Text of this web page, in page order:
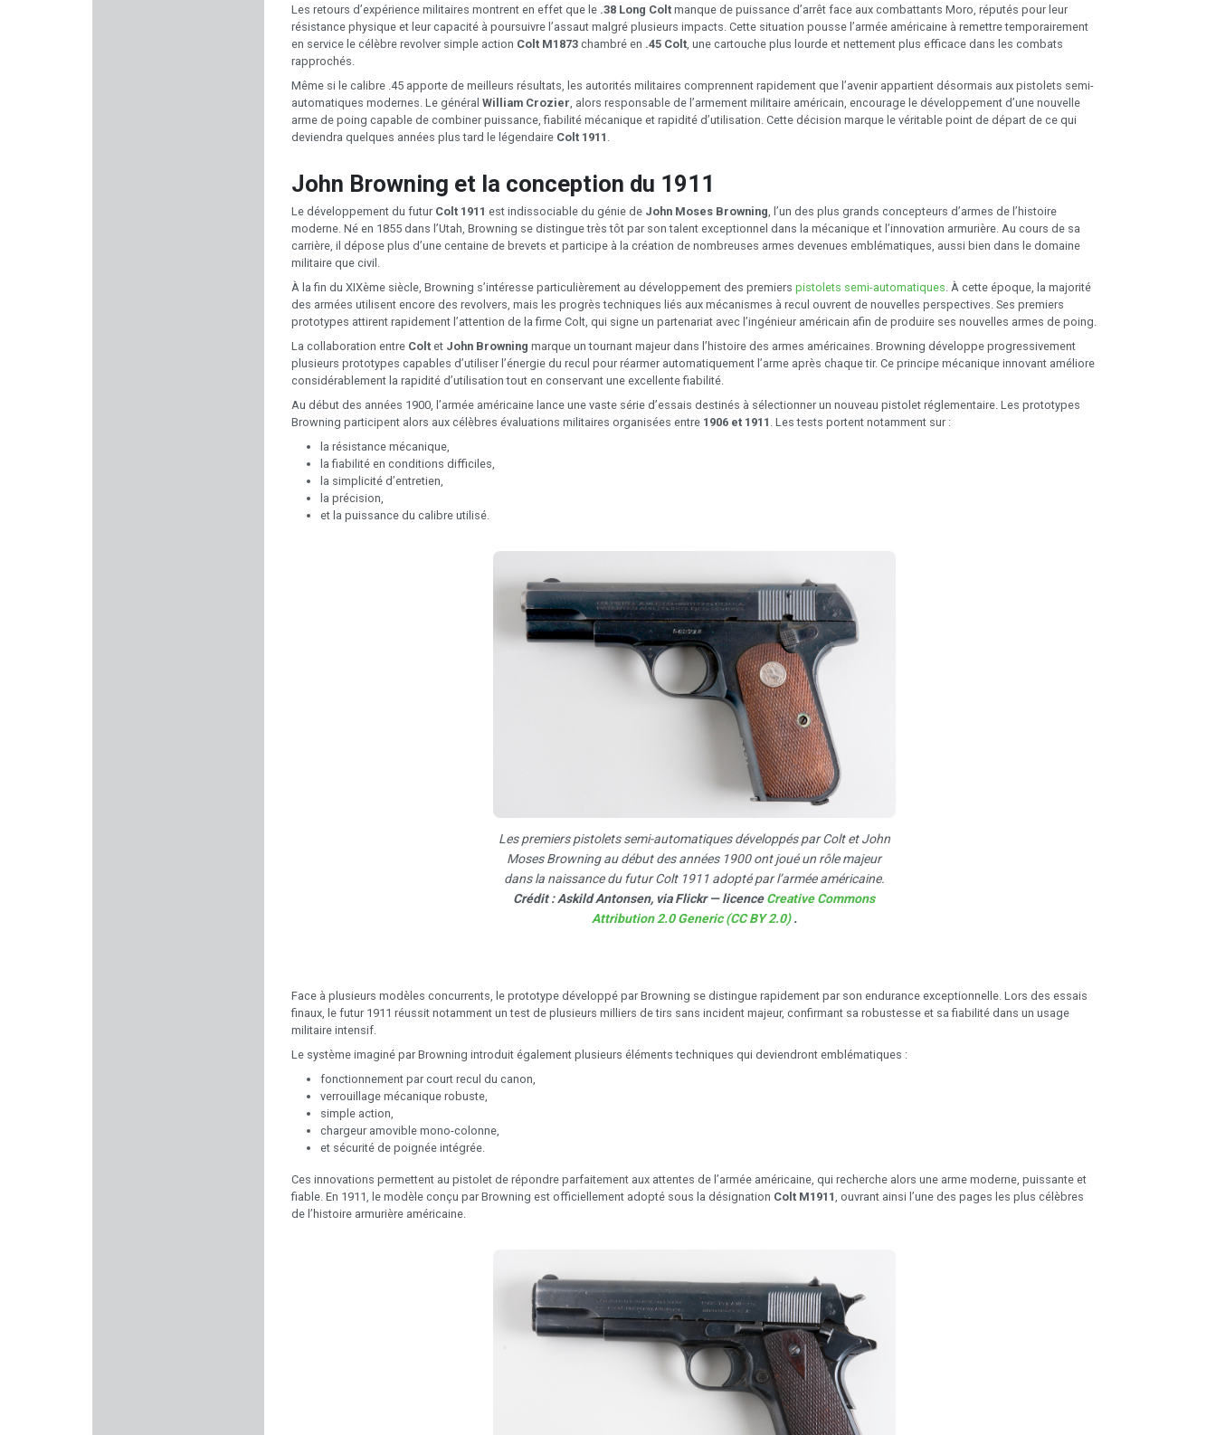
DAVIDE PEDERSOLI & C.
Les retours d’expérience militaires montrent en effet que le .38 Long Colt manque de puissance d’arrêt face aux combattants Moro, réputés pour leur
résistance physique et leur capacité à poursuivre l’assaut malgré plusieurs impacts. Cette situation pousse l’armée américaine à remettre temporairement
en service le célèbre revolver simple action Colt M1873 chambré en .45 Colt , une cartouche plus lourde et nettement plus efficace dans les combats
rapprochés.
Même si le calibre .45 apporte de meilleurs résultats, les autorités militaires comprennent rapidement que l’avenir appartient désormais aux pistolets semi-
automatiques modernes. Le général William Crozier , alors responsable de l’armement militaire américain, encourage le développement d’une nouvelle
arme de poing capable de combiner puissance, fiabilité mécanique et rapidité d’utilisation. Cette décision marque le véritable point de départ de ce qui
deviendra quelques années plus tard le légendaire Colt 1911
John Browning et la conception du 1911
Le développement du futur Colt 1911 est indissociable du génie de John Moses Browning , l’un des plus grands concepteurs d’armes de l’histoire
moderne. Né en 1855 dans l’Utah, Browning se distingue très tôt par son talent exceptionnel dans la mécanique et l’innovation armurière. Au cours de sa
carrière, il dépose plus d’une centaine de brevets et participe à la création de nombreuses armes devenues emblématiques, aussi bien dans le domaine
militaire que civil.
À la fin du XIXème siècle, Browning s’intéresse particulièrement au développement des premiers pistolets semi-automatiques . À cette époque, la majorité
des armées utilisent encore des revolvers, mais les progrès techniques liés aux mécanismes à recul ouvrent de nouvelles perspectives. Ses premiers
prototypes attirent rapidement l’attention de la firme Colt, qui signe un partenariat avec l’ingénieur américain afin de produire ses nouvelles armes de poing.
La collaboration entre Colt et John Browning marque un tournant majeur dans l’histoire des armes américaines. Browning développe progressivement
plusieurs prototypes capables d’utiliser l’énergie du recul pour réarmer automatiquement l’arme après chaque tir. Ce principe mécanique innovant améliore
considérablement la rapidité d’utilisation tout en conservant une excellente fiabilité.
Au début des années 1900, l’armée américaine lance une vaste série d’essais destinés à sélectionner un nouveau pistolet réglementaire. Les prototypes
Browning participent alors aux célèbres évaluations militaires organisées entre 1906 et 1911 . Les tests portent notamment sur :
la résistance mécanique,
la fiabilité en conditions difficiles,
la simplicité d’entretien,
la précision,
et la puissance du calibre utilisé.
Les premiers pistolets semi-automatiques développés par Colt et John
Moses Browning au début des années 1900 ont joué un rôle majeur
dans la naissance du futur Colt 1911 adopté par l’armée américaine.
Crédit : Askild Antonsen, via Flickr — licenceCreative Commons
Attribution 2.0 Generic (CC BY 2.0).
Face à plusieurs modèles concurrents, le prototype développé par Browning se distingue rapidement par son endurance exceptionnelle. Lors des essais
finaux, le futur 1911 réussit notamment un test de plusieurs milliers de tirs sans incident majeur, confirmant sa robustesse et sa fiabilité dans un usage
militaire intensif.
Le système imaginé par Browning introduit également plusieurs éléments techniques qui deviendront emblématiques :
fonctionnement par court recul du canon,
verrouillage mécanique robuste,
simple action,
chargeur amovible mono-colonne,
et sécurité de poignée intégrée.
Ces innovations permettent au pistolet de répondre parfaitement aux attentes de l’armée américaine, qui recherche alors une arme moderne, puissante et
fiable. En 1911, le modèle conçu par Browning est officiellement adopté sous la désignation Colt M1911, ouvrant ainsi l’une des pages les plus célèbres
de l’histoire armurière américaine.